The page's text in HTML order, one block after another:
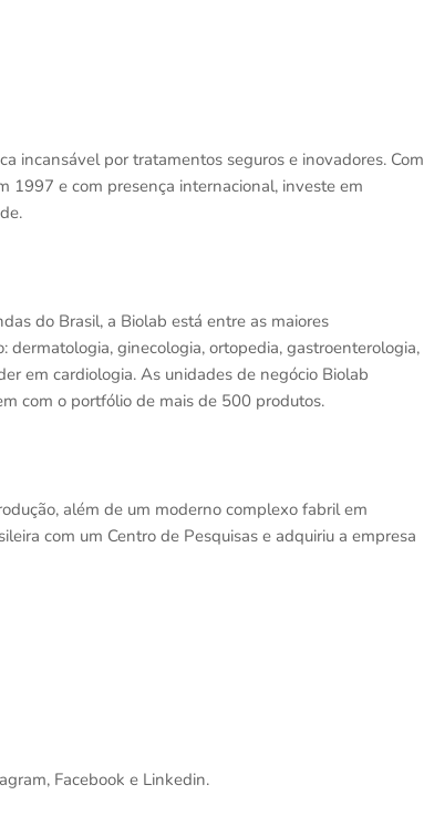
incansável por tratamentos seguros e inovadores. Com
1997 e com presença internacional, investe em
do Brasil, a Biolab está entre as maiores
dermatologia, ginecologia, ortopedia, gastroenterologia,
em cardiologia. As unidades de negócio Biolab
com o portfólio de mais de 500 produtos.
além de um moderno complexo fabril em
com um Centro de Pesquisas e adquiriu a empresa
Facebook e Linkedin.